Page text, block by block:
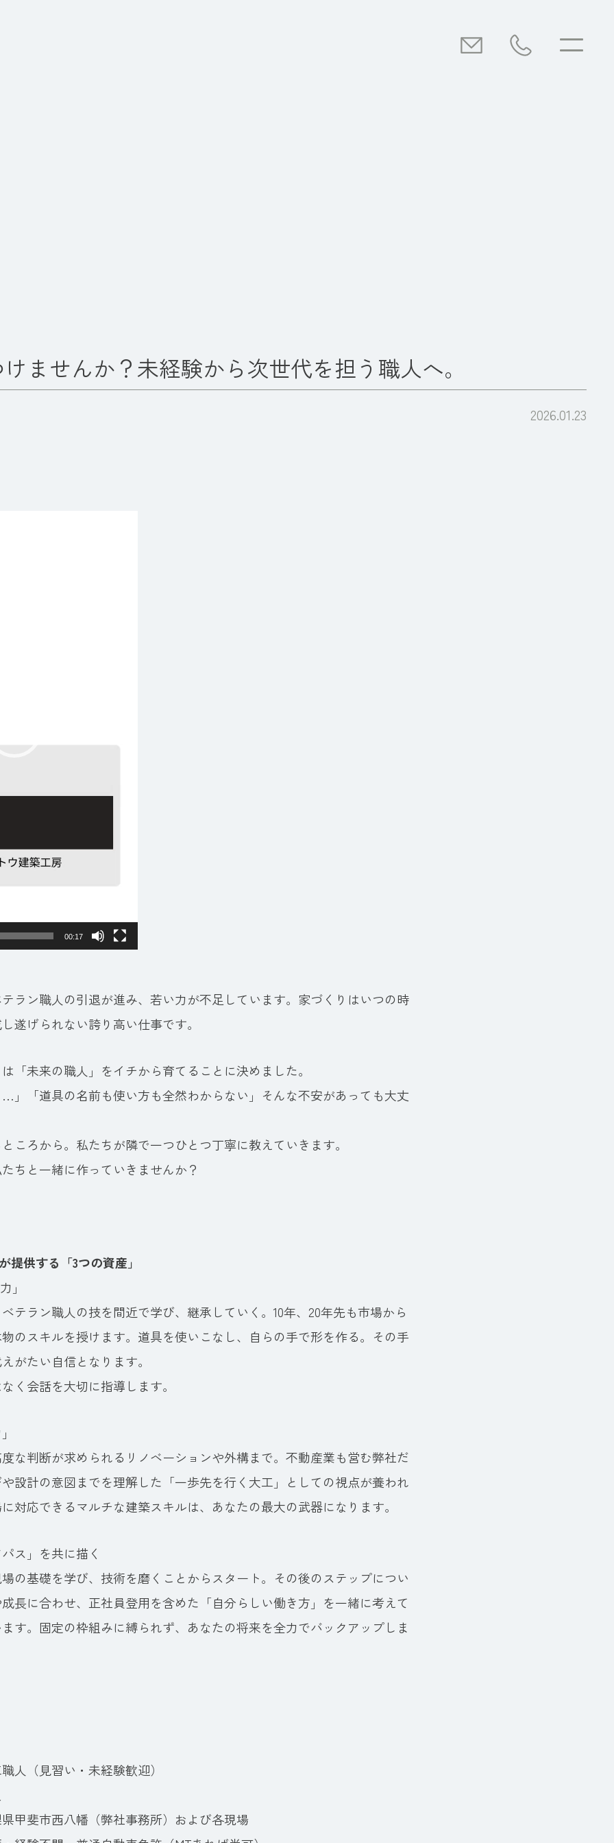
ませんか？未経験から次世代を担う職人へ。
2026.01.23
00:17
ラン職人の引退が進み、若い力が不足しています。家づくりはいつの時
遂げられない誇り高い仕事です。
「未来の職人」をイチから育てることに決めました。
」「道具の名前も使い方も全然わからない」そんな不安があっても大丈
ころから。私たちが隣で一つひとつ丁寧に教えていきます。
ちと一緒に作っていきませんか？
提供する「3つの資産」
」
テラン職人の技を間近で学び、継承していく。10年、20年先も市場から
のスキルを授けます。道具を使いこなし、自らの手で形を作る。その手
がたい自信となります。
く会話を大切に指導します。
な判断が求められるリノベーションや外構まで。不動産業も営む弊社だ
設計の意図までを理解した「一歩先を行く大工」としての視点が養われ
対応できるマルチな建築スキルは、あなたの最大の武器になります。
ス」を共に描く
の基礎を学び、技術を磨くことからスタート。その後のステップについ
長に合わせ、正社員登用を含めた「自分らしい働き方」を一緒に考えて
す。固定の枠組みに縛られず、あなたの将来を全力でバックアップしま
（見習い・未経験歓迎）
斐市西八幡（弊社事務所）および各現場